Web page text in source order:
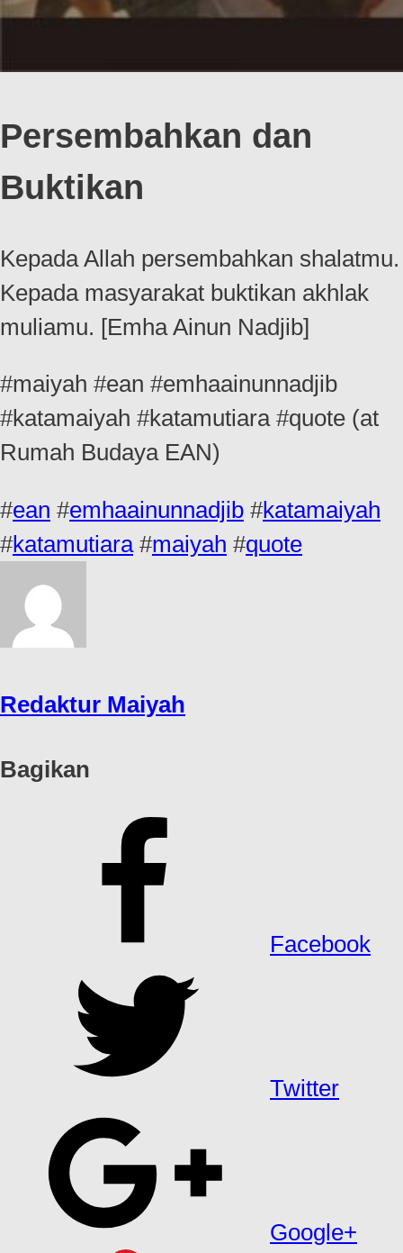
Persembahkan dan
Buktikan
Kepada Allah persembahkan shalatmu.
Kepada masyarakat buktikan akhlak
muliamu. [Emha Ainun Nadjib]
#maiyah #ean #emhaainunnadjib
#katamaiyah #katamutiara #quote (at
Rumah Budaya EAN)
#ean #emhaainunnadjib #katamaiyah
#katamutiara#maiyah #quote
Redaktur Maiyah
Bagikan
Facebook
Twitter
Google+